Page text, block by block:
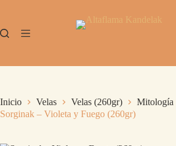
Inicio Velas Velas (260gr)
Mitología
Sorginak – Violeta y Fuego (260gr)